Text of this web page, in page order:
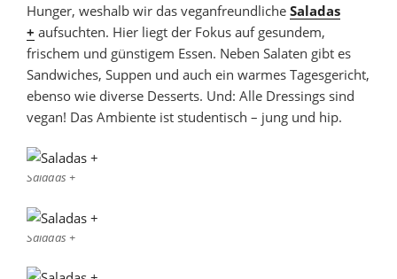
Hunger, weshalb wir das veganfreundliche Saladas
+ aufsuchten. Hier liegt der Fokus auf gesundem,
frischem und günstigem Essen. Neben Salaten gibt es
Sandwiches, Suppen und auch ein warmes Tagesgericht,
ebenso wie diverse Desserts. Und: Alle Dressings sind
vegan! Das Ambiente ist studentisch – jung und hip.
Saladas +
Saladas +